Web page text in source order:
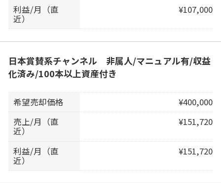
利益/月（直
近）
¥107,000
日本賞賛系チャンネル 非属人/マニュアル有/収益
化済み/100本以上資産付き
希望売却価格
¥400,000
売上/月（直
近）
¥151,720
利益/月（直
近）
¥151,720